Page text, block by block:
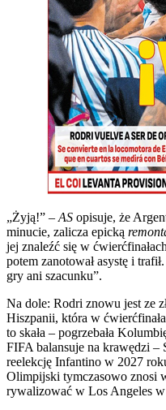
„Żyją!” – AS opisuje, że
minucie, zalicza epicką
jej znaleźć się w
potem zanotował asystę i
gry ani szacunku”.
Na dole: Rodri znowu jest ze
Hiszpanii, która w
to skała – pogrzebała
FIFA balansuje na krawędzi –
reelekcję Infantino w 2027
Olimpijski tymczasowo znosi
rywalizować w Los Angeles